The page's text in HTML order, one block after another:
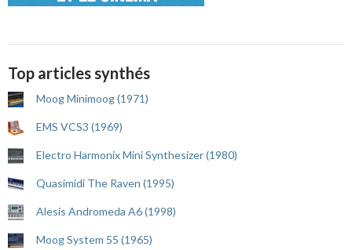
Top articles synthés
Moog Minimoog (1971)
EMS VCS3 (1969)
Electro Harmonix Mini Synthesizer (1980)
Quasimidi The Raven (1995)
Alesis Andromeda A6 (1998)
Moog System 55 (1965)